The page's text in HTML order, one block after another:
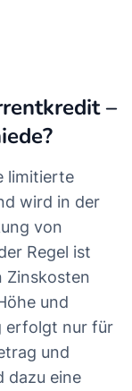
–
limitierte
wird in der
von
Regel ist
Zinskosten
und
erfolgt nur für
und
dazu eine